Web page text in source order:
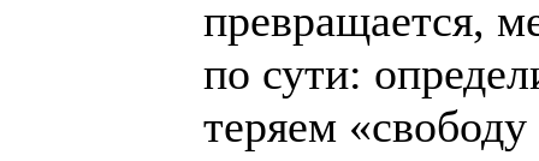
превращается,
по сути:
теряем